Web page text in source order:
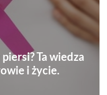
Ta wiedza
i życie.